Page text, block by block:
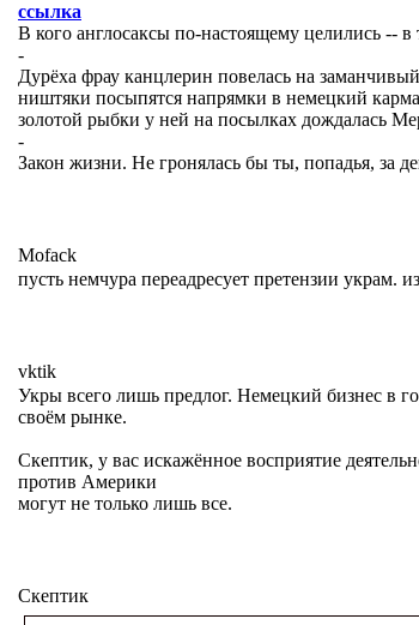
ссылка
В кого англосаксы по-настоящему целились -- в
-
Дурёха фрау канцлерин повелась на
ништяки посыпятся напрямки в немецкий
золотой рыбки у ней на посылках дождалась
-
Закон жизни. Не гронялась бы ты, попадья, за
Mofack
пусть немчура переадресует претензии украм.
vktik
Укры всего лишь предлог. Немецкий бизнес в
своём рынке.
Скептик, у вас искажённое восприятие
против Америки
могут не только лишь все.
Cкептик